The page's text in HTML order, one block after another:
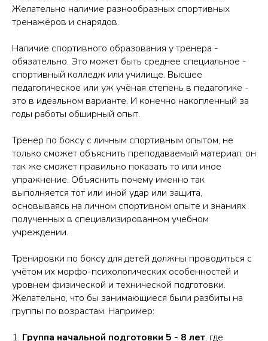
Желательно наличие разнообразных спортивных
тренажёров и снарядов.
Наличие спортивного образования у тренера -
обязательно. Это может быть среднее специальное -
спортивный колледж или училище. Высшее
педагогическое или уж учёная степень в педагогике -
это в идеальном варианте. И конечно накопленный за
годы работы обширный опыт.
Тренер по боксу с личным спортивным опытом, не
только сможет объяснить преподаваемый материал, он
так же сможет правильно показать то или иное
упражнение. Объяснить почему именно так
выполняется тот или иной удар или защита,
основываясь на личном спортивном опыте и знаниях
полученных в специализированном учебном
учреждении.
Тренировки по боксу для детей должны проводиться с
учётом их морфо-психологических особенностей и
уровнем физической и технической подготовки.
Желательно, что бы занимающиеся были разбиты на
группы по возрастам. Например:
1. Группа начальной подготовки 5 - 8 лет, где